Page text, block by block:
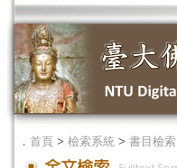
． 首頁 > 檢索系統 > 書目檢索